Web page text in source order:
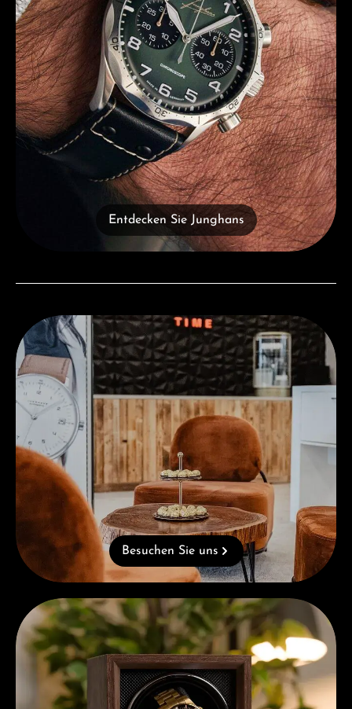
Entdecken Sie Junghans
Besuchen Sie uns
Besuchen Sie uns
Kostenloses Geschenk ab einem Einkauf von 1.000 €